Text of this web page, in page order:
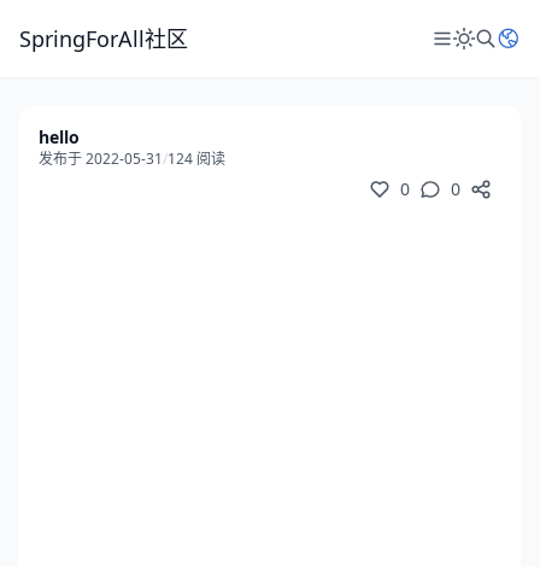
SpringForAll社区
hello
发布于 2022-05-31/124 阅读
0 0